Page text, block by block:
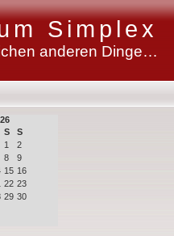
Simplex
anderen Dinge…
S
S
1
2
8
9
15 16
22 23
29 30